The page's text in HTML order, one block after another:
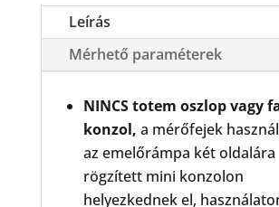
mennyiség
Leírás
Mérhető paraméterek
NINCS totem oszlop vagy
konzol, a mérőfejek
az emelőrámpa két oldalára
rögzített mini konzolon
helyezkednek el,